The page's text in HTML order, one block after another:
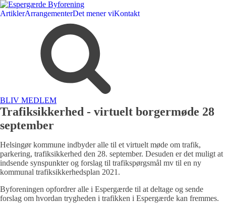
ArtiklerArrangementerDet mener viKontakt
BLIV MEDLEM
Trafiksikkerhed - virtuelt borgermøde 28
september
Helsingør kommune indbyder alle til et virtuelt møde om trafik,
parkering, trafiksikkerhed den 28. september. Desuden er det muligt at
indsende synspunkter og forslag til trafikspørgsmål mv til en ny
kommunal trafiksikkerhedsplan 2021.
Byforeningen opfordrer alle i Espergærde til at deltage og sende
forslag om hvordan trygheden i trafikken i Espergærde kan fremmes.